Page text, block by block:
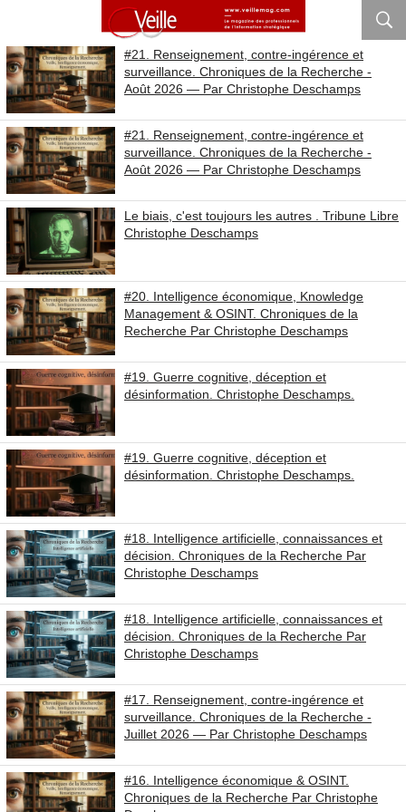
#21. Renseignement, contre-ingérence et
surveillance. Chroniques de la Recherche -
Août 2026 — Par Christophe Deschamps
#21. Renseignement, contre-ingérence et
surveillance. Chroniques de la Recherche -
Août 2026 — Par Christophe Deschamps
Le biais, c'est toujours les autres . Tribune Libre
Christophe Deschamps
#20. Intelligence économique, Knowledge
Management & OSINT. Chroniques de la
Recherche Par Christophe Deschamps
#19. Guerre cognitive, déception et
désinformation. Christophe Deschamps.
#19. Guerre cognitive, déception et
désinformation. Christophe Deschamps.
#18. Intelligence artificielle, connaissances et
décision. Chroniques de la Recherche Par
Christophe Deschamps
#18. Intelligence artificielle, connaissances et
décision. Chroniques de la Recherche Par
Christophe Deschamps
#17. Renseignement, contre-ingérence et
surveillance. Chroniques de la Recherche -
Juillet 2026 — Par Christophe Deschamps
#16. Intelligence économique & OSINT.
Chroniques de la Recherche Par Christophe